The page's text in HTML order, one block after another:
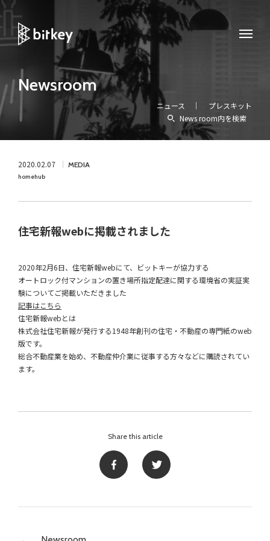
Newsroom
ニュース
プレスキット
News room内を検索
2020.02.07 MEDIA
homehub
住宅新報webに掲載されました
2020年2月6日、住宅新報webにて、ビットキーが協力する
オートロック付マンションの置き場所指定配達に関する環境省の実証実
験についてご掲載いただきました
記事はこちら
住宅新報webとは
株式会社住宅新報が発行する1948年創刊の住宅・不動産の専門紙のweb
版です。
総合不動産業を始め、不動産仲介業に従事する方々などに購読されてい
ます。
Share this article